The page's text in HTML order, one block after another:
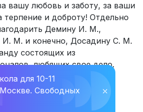
вашу любовь и заботу, за ваши
терпение и доброту! Отдельно
Демину И. М.,
И. М. и конечно, Досадину С. М.
состоящих из
любящих свое дело.
в вашей дальнейшей
талантливых и
детей, спокойных и
для 10-11
Свободных
⛌